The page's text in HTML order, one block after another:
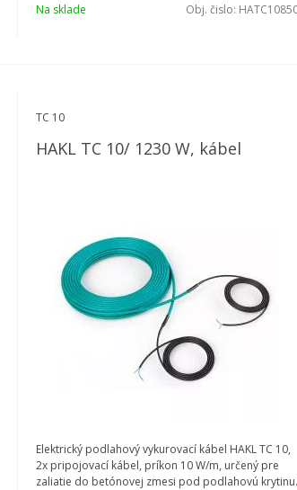
Na sklade Obj. čislo:
TC 10
HAKL TC 10/ 1230 W, kábel
Elektrický podlahový vykurovací kábel HAKL TC 10,
2x pripojovací kábel, príkon 10 W/m, určený pre
zaliatie do betónovej zmesi pod podlahovú krytinu.